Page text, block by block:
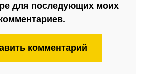
для последующих моих